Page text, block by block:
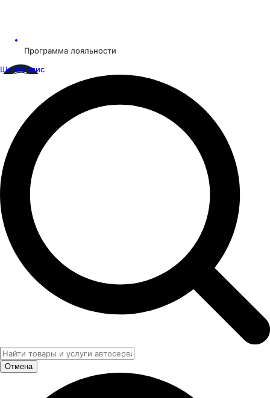
Программа лояльности
Шинсервис
Отмена